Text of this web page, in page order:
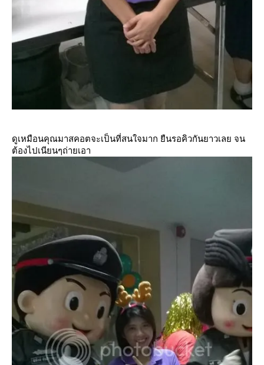
ดูเหมือนคุณมาสคอตจะเป็นที่สนใจมาก ยืนรอคิวกันยาวเลย จน
ต้องไปเนียนๆถ่ายเอา